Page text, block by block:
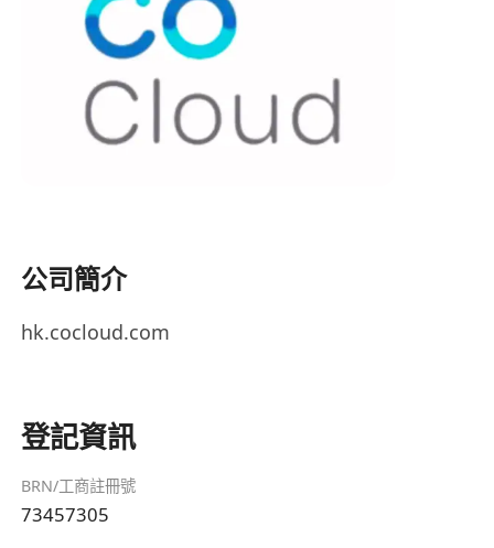
公司簡介
hk.cocloud.com
登記資訊
BRN/工商註冊號
73457305